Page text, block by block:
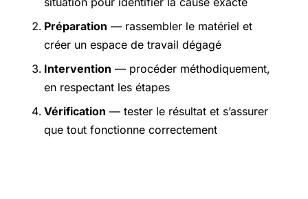
Préparation — rassembler le matériel et
créer un espace de travail dégagé
Intervention — procéder méthodiquement,
en respectant les étapes
Vérification — tester le résultat et s’assurer
que tout fonctionne correctement